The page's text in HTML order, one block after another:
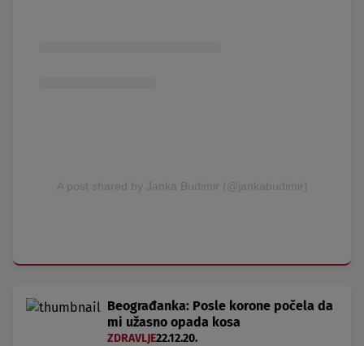
A post shared by Janka Budimir (@jankabudimir)
Beograđanka: Posle korone počela da
mi užasno opada kosa
ZDRAVLJE22.12.20.